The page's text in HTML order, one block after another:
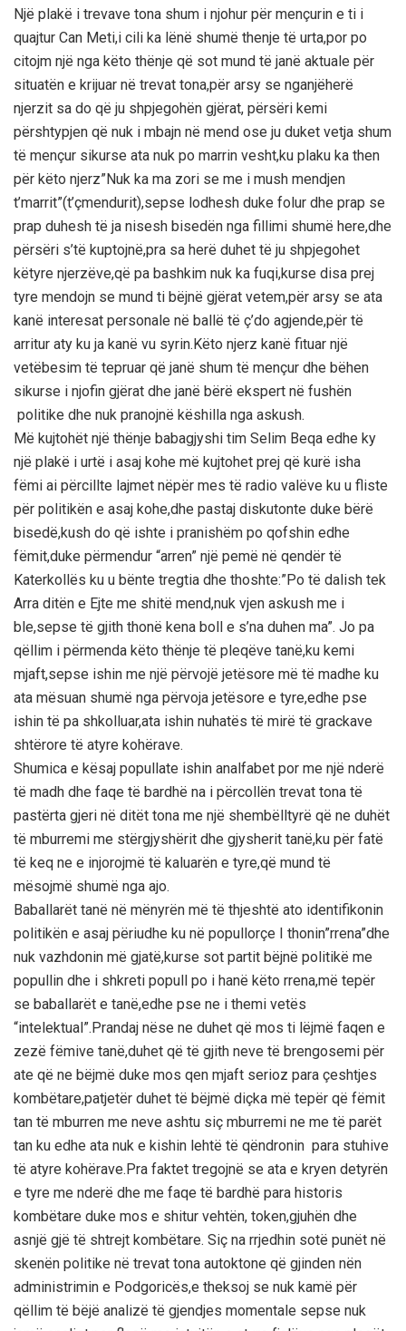
Një plakë i trevave tona shum i njohur për mençurin e ti i
quajtur Can Meti,i cili ka lënë shumë thenje të urta,por po
citojm një nga këto thënje që sot mund të janë aktuale për
situatën e krijuar në trevat tona,për arsy se nganjëherë
njerzit sa do që ju shpjegohën gjërat, përsëri kemi
përshtypjen që nuk i mbajn në mend ose ju duket vetja shum
të mençur sikurse ata nuk po marrin vesht,ku plaku ka then
për këto njerz”Nuk ka ma zori se me i mush mendjen
t’marrit”(t’çmendurit),sepse lodhesh duke folur dhe prap se
prap duhesh të ja nisesh bisedën nga fillimi shumë here,dhe
përsëri s’të kuptojnë,pra sa herë duhet të ju shpjegohet
këtyre njerzëve,që pa bashkim nuk ka fuqi,kurse disa prej
tyre mendojn se mund ti bëjnë gjërat vetem,për arsy se ata
kanë interesat personale në ballë të ç’do agjende,për të
arritur aty ku ja kanë vu syrin.Këto njerz kanë fituar një
vetëbesim të tepruar që janë shum të mençur dhe bëhen
sikurse i njofin gjërat dhe janë bërë ekspert në fushën
politike dhe nuk pranojnë këshilla nga askush.
Më kujtohët një thënje babagjyshi tim Selim Beqa edhe ky
një plakë i urtë i asaj kohe më kujtohet prej që kurë isha
fëmi ai përcillte lajmet nëpër mes të radio valëve ku u fliste
për politikën e asaj kohe,dhe pastaj diskutonte duke bërë
bisedë,kush do që ishte i pranishëm po qofshin edhe
fëmit,duke përmendur “arren” një pemë në qendër të
Katerkollës ku u bënte tregtia dhe thoshte:”Po të dalish tek
Arra ditën e Ejte me shitë mend,nuk vjen askush me i
ble,sepse të gjith thonë kena boll e s’na duhen ma”. Jo pa
qëllim i përmenda këto thënje të pleqëve tanë,ku kemi
mjaft,sepse ishin me një përvojë jetësore më të madhe ku
ata mësuan shumë nga përvoja jetësore e tyre,edhe pse
ishin të pa shkolluar,ata ishin nuhatës të mirë të grackave
shtërore të atyre kohërave.
Shumica e kësaj popullate ishin analfabet por me një nderë
të madh dhe faqe të bardhë na i përcollën trevat tona të
pastërta gjeri në ditët tona me një shembëlltyrë që ne duhët
të mburremi me stërgjyshërit dhe gjysherit tanë,ku për fatë
të keq ne e injorojmë të kaluarën e tyre,që mund të
mësojmë shumë nga ajo.
Baballarët tanë në mënyrën më të thjeshtë ato identifikonin
politikën e asaj përiudhe ku në popullorçe I thonin”rrena”dhe
nuk vazhdonin më gjatë,kurse sot partit bëjnë politikë me
popullin dhe i shkreti popull po i hanë këto rrena,më tepër
se baballarët e tanë,edhe pse ne i themi vetës
“intelektual”.Prandaj nëse ne duhet që mos ti lëjmë faqen e
zezë fëmive tanë,duhet që të gjith neve të brengosemi për
ate që ne bëjmë duke mos qen mjaft serioz para çeshtjes
kombëtare,patjetër duhet të bëjmë diçka më tepër që fëmit
tan të mburren me neve ashtu siç mburremi ne me të parët
tan ku edhe ata nuk e kishin lehtë të qëndronin para stuhive
të atyre kohërave.Pra faktet tregojnë se ata e kryen detyrën
e tyre me nderë dhe me faqe të bardhë para historis
kombëtare duke mos e shitur vehtën, token,gjuhën dhe
asnjë gjë të shtrejt kombëtare. Siç na rrjedhin sotë punët në
skenën politike në trevat tona autoktone që gjinden nën
administrimin e Podgoricës,e theksoj se nuk kamë për
qëllim të bëjë analizë të gjendjes momentale sepse nuk